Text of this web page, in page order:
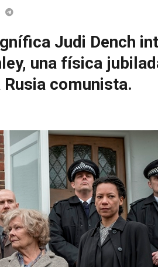
Judi Dench
una física
comunista.